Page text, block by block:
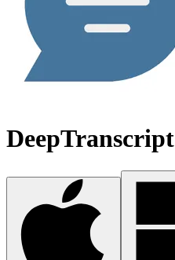
DeepTranscript